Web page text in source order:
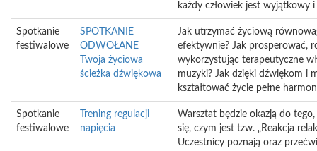
każdy człowiek jest wyjątkowy
Spotkanie
festiwalowe
SPOTKANIE
ODWOŁANE
Twoja życiowa
ścieżka dźwiękowa
Jak utrzymać życiową
efektywnie? Jak prosperować,
wykorzystując terapeutyczne
muzyki? Jak dzięki dźwiękom i
kształtować życie pełne
Spotkanie
festiwalowe
Trening regulacji
napięcia
Warsztat będzie okazją do
się, czym jest tzw. „Reakcja
Uczestnicy poznają oraz